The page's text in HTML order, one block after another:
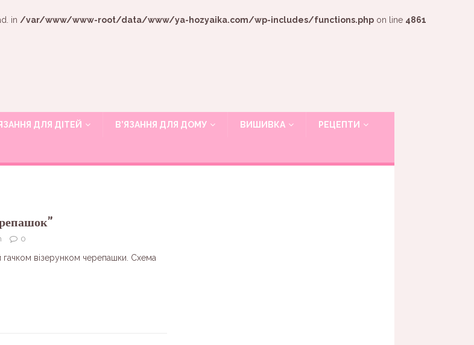
in /var/www/www-root/data/www/ya-hozyaika.com/wp-includes/functions.php on line 4861
ДЛЯ ДІТЕЙ В’ЯЗАННЯ ДЛЯ ДОМУ ВИШИВКА РЕЦЕПТИ
0
гачком візерунком черепашки. Схема